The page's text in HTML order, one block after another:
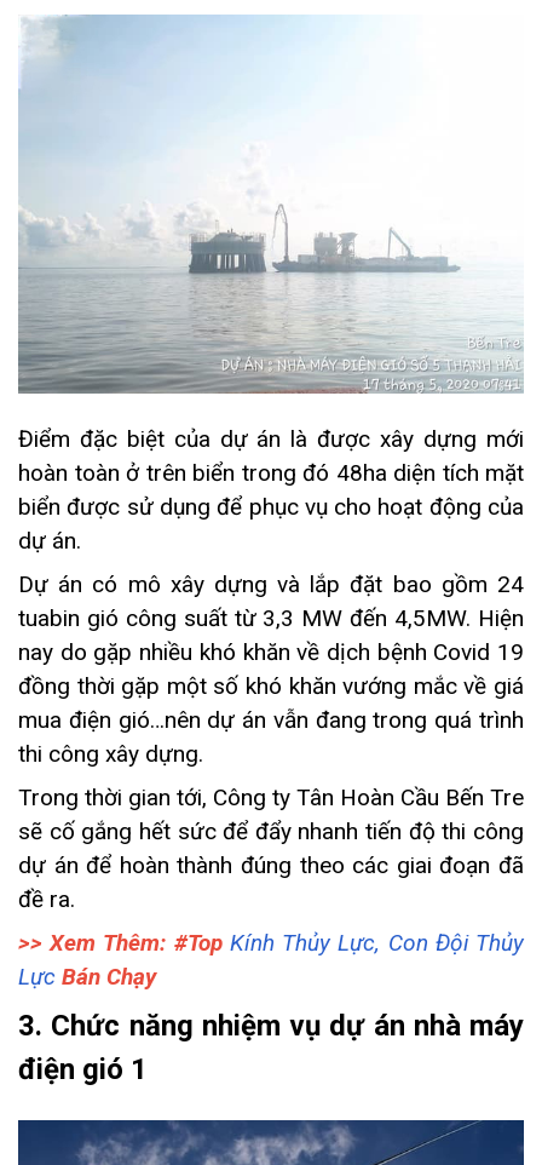
Điểm đặc biệt của dự án là được xây dựng mới
hoàn toàn ở trên biển trong đó 48ha diện tích mặt
biển được sử dụng để phục vụ cho hoạt động của
dự án.
Dự án có mô xây dựng và lắp đặt bao gồm 24
tuabin gió công suất từ 3,3 MW đến 4,5MW. Hiện
nay do gặp nhiều khó khăn về dịch bệnh Covid 19
đồng thời gặp một số khó khăn vướng mắc về giá
mua điện gió…nên dự án vẫn đang trong quá trình
thi công xây dựng.
Trong thời gian tới, Công ty Tân Hoàn Cầu Bến Tre
sẽ cố gắng hết sức để đẩy nhanh tiến độ thi công
dự án để hoàn thành đúng theo các giai đoạn đã
đề ra.
>> Xem Thêm: #Top Kính Thủy Lực, Con Đội Thủy
Lực Bán Chạy
3. Chức năng nhiệm vụ dự án nhà máy
điện gió 1